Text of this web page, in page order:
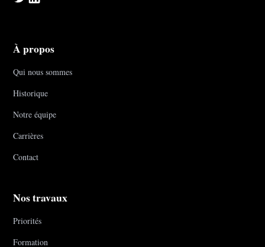
À propos
Qui nous sommes
Historique
Notre équipe
Carrières
Contact
Nos travaux
Priorités
Formation